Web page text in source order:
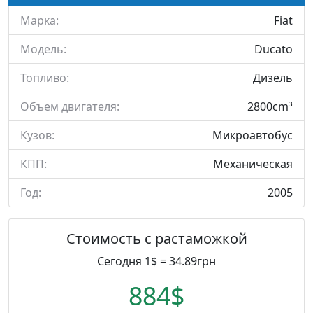
Марка:
Fiat
Модель:
Ducato
Топливо:
Дизель
Объем двигателя:
2800cm³
Кузов:
Микроавтобус
КПП:
Механическая
Год:
2005
Стоимость с растаможкой
Сегодня 1$ = 34.89грн
884$